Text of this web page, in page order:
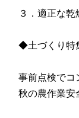
３．適正な
◆土づくり
事前点検でコ
秋の農作業